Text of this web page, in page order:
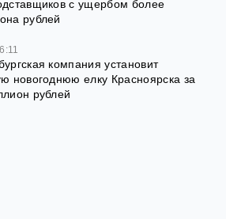
с ущербом более
рублей
компания установит
новогоднюю елку Красноярска за
рублей